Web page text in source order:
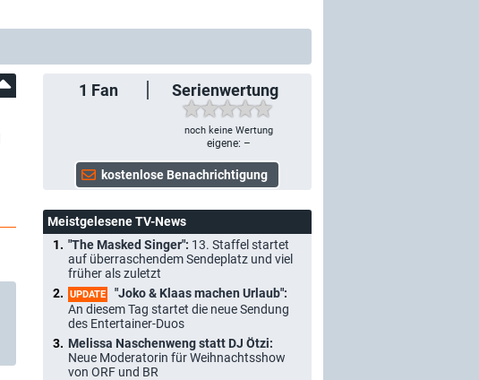
1 Fan Serienwertung
noch keine Wertung
eigene: –
Meistgelesene TV-News
"The Masked Singer": 13. Staffel startet
auf überraschendem Sendeplatz und viel
früher als zuletzt
UPDATE
"Joko & Klaas machen Urlaub":
An diesem Tag startet die neue Sendung
des Entertainer-Duos
Melissa Naschenweng statt DJ Ötzi:
Neue Moderatorin für Weihnachtsshow
von ORF und BR